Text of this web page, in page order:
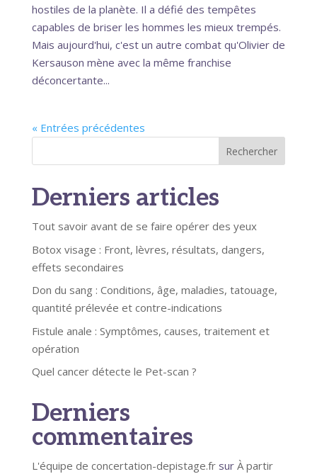
hostiles de la planète. Il a défié des tempêtes
capables de briser les hommes les mieux trempés.
Mais aujourd'hui, c'est un autre combat qu'Olivier de
Kersauson mène avec la même franchise
déconcertante...
« Entrées précédentes
Rechercher
Derniers articles
Tout savoir avant de se faire opérer des yeux
Botox visage : Front, lèvres, résultats, dangers,
effets secondaires
Don du sang : Conditions, âge, maladies, tatouage,
quantité prélevée et contre-indications
Fistule anale : Symptômes, causes, traitement et
opération
Quel cancer détecte le Pet-scan ?
Derniers
commentaires
L'équipe de concertation-depistage.frsur À partir